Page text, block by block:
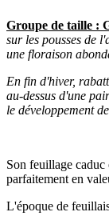
Groupe de taille :
sur les pousses de
une floraison
En fin d'hiver,
au-dessus d'une
le développement
Son feuillage
parfaitement en
L'époque de